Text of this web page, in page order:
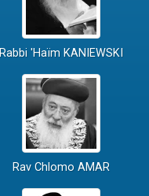
Rabbi 'Haïm KANIEWSKI
Rav Chlomo AMAR